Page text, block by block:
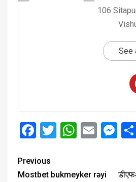
106
See
Facebook
TwitterEmail
Previous
Mostbet bukmeyker rəyi